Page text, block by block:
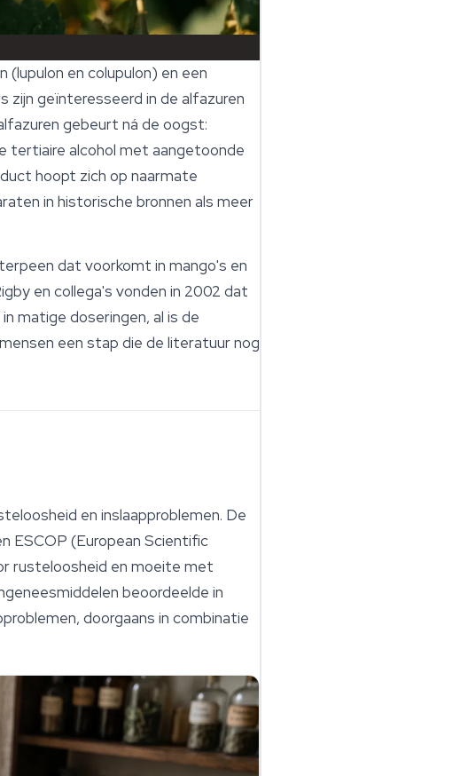
(lupulon en colupulon) en een
zijn geïnteresseerd in de alfazuren
gebeurt ná de oogst:
tertiaire alcohol met aangetoonde
hoopt zich op naarmate
in historische bronnen als meer
dat voorkomt in mango's en
en collega's vonden in 2002 dat
matige doseringen, al is de
een stap die de literatuur nog
en inslaapproblemen. De
ESCOP (European Scientific
rusteloosheid en moeite met
beoordeelde in
doorgaans in combinatie